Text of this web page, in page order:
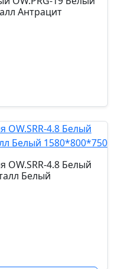
Антрацит
OW.SRR-4.8 Белый
Белый